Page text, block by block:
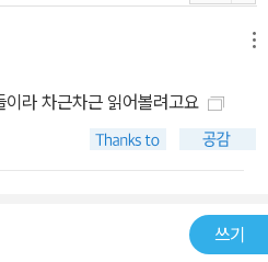
라 차근차근 읽어볼려고요
쓰기